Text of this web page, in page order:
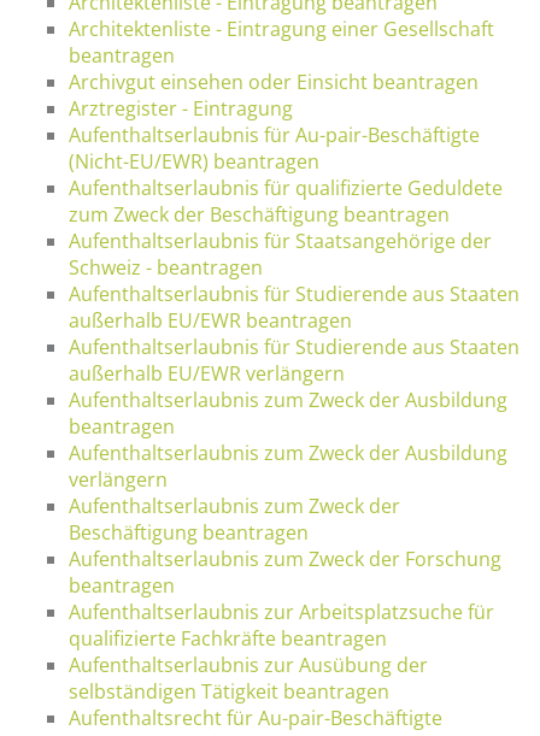
Architektenliste - Eintragung einer Gesellschaft
beantragen
Archivgut einsehen oder Einsicht beantragen
Arztregister - Eintragung
Aufenthaltserlaubnis für Au-pair-Beschäftigte
(Nicht-EU/EWR) beantragen
Aufenthaltserlaubnis für qualifizierte Geduldete
zum Zweck der Beschäftigung beantragen
Aufenthaltserlaubnis für Staatsangehörige der
Schweiz - beantragen
Aufenthaltserlaubnis für Studierende aus Staaten
außerhalb EU/EWR beantragen
Aufenthaltserlaubnis für Studierende aus Staaten
außerhalb EU/EWR verlängern
Aufenthaltserlaubnis zum Zweck der Ausbildung
beantragen
Aufenthaltserlaubnis zum Zweck der Ausbildung
verlängern
Aufenthaltserlaubnis zum Zweck der
Beschäftigung beantragen
Aufenthaltserlaubnis zum Zweck der Forschung
beantragen
Aufenthaltserlaubnis zur Arbeitsplatzsuche für
qualifizierte Fachkräfte beantragen
Aufenthaltserlaubnis zur Ausübung der
selbständigen Tätigkeit beantragen
Aufenthaltsrecht für Au-pair-Beschäftigte